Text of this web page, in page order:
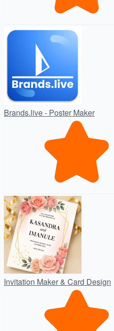
Brands.live - Poster Maker
Invitation Maker & Card Design